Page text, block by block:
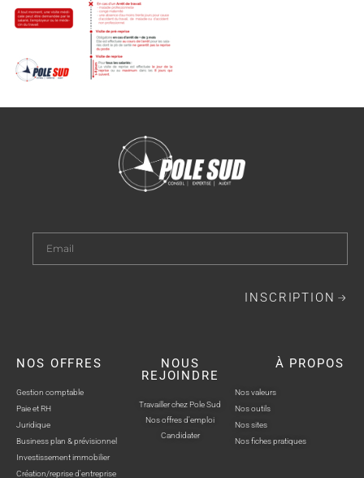
INSCRIPTION
NOS OFFRES
Gestion comptable
Paie et RH
Juridique
Business plan & prévisionnel
Investissement immobilier
Création/reprise d'entreprise
NOUS
REJOINDRE
Travailler chez Pole Sud
Nos offres d'emploi
Candidater
À PROPOS
Nos valeurs
Nos outils
Nos sites
Nos fiches pratiques